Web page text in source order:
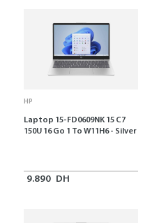
HP
Laptop 15-FD0609NK 15 C7
150U 16 Go 1 To W11H6 - Silver
9.890 DH